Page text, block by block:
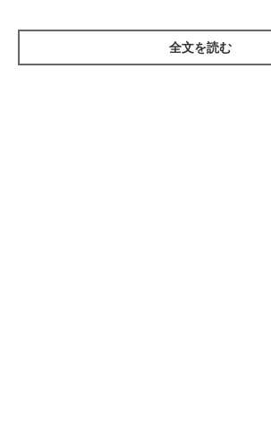
全文を読む